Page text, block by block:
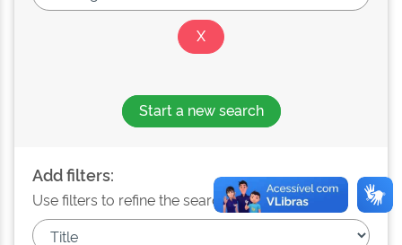
Start a new search
Add filters:
Use filters to refine the search results.